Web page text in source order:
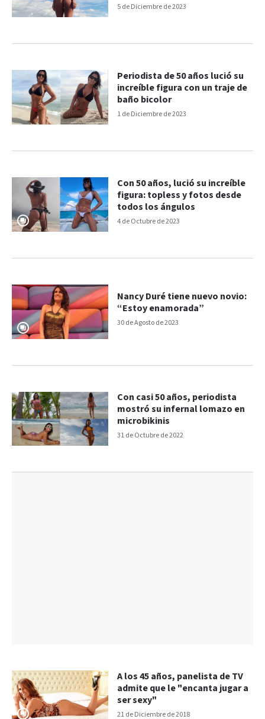
5 de Diciembre de 2023
1 de Diciembre de 2023
Periodista de 50 años lució su
increíble figura con un traje de
baño bicolor
4 de Octubre de 2023
Con 50 años, lució su increíble
figura: topless y fotos desde
todos los ángulos
30 de Agosto de 2023
Nancy Duré tiene nuevo novio:
“Estoy enamorada”
31 de Octubre de 2022
Con casi 50 años, periodista
mostró su infernal lomazo en
microbikinis
21 de Diciembre de 2018
A los 45 años, panelista de TV
admite que le "encanta jugar a
ser sexy"